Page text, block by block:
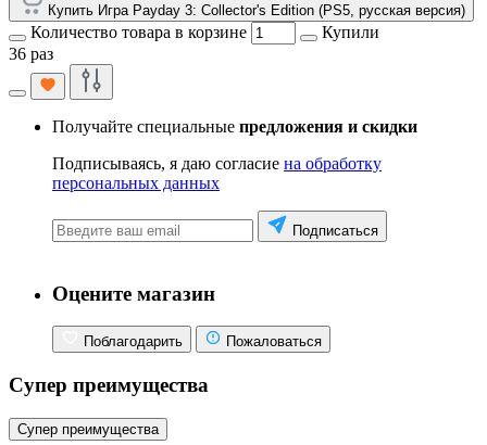
Купить Игра Payday 3: Collector's Edition (PS5, русская версия)
Количество товара в корзине
Купили
36 раз
Получайте специальные предложения и скидки
Подписываясь, я даю согласие на обработку
персональных данных
Подписаться
Оцените магазин
Поблагодарить Пожаловаться
Супер преимущества
Супер преимущества